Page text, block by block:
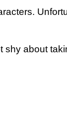
shy about